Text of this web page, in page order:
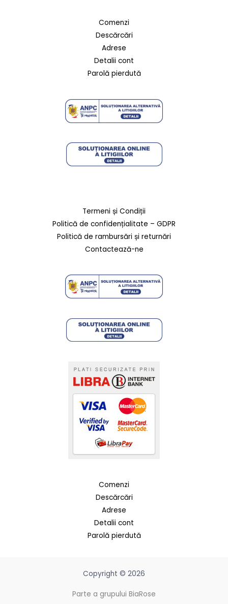
Comenzi
Descărcări
Adrese
Detalii cont
Parolă pierdută
Termeni și Condiții
Politică de confidențialitate – GDPR
Politică de rambursări și returnări
Contactează-ne
Comenzi
Descărcări
Adrese
Detalii cont
Parolă pierdută
Copyright © 2026
Parte a grupului BiaRose